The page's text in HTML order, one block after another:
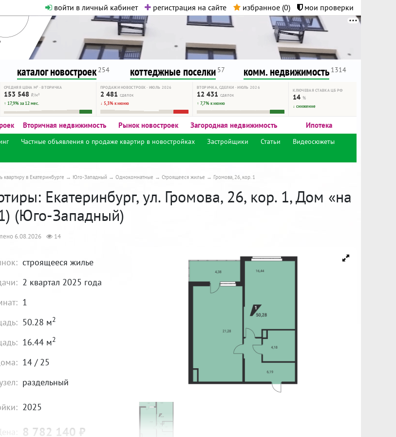
войти в личный кабинет регистрация на сайте избранное (0) мои проверки
Никакого шок-контента.
как он помогает вам. Удачи!
каталог новостроек 254 коттеджные поселки 57 комм. недвижимость 1314
СРЕДНЯЯ ЦЕНА М² · ВТОРИЧКА
153 548 ₽/м²
↑ 17,9% за 12 мес.
ПРОДАЖИ НОВОСТРОЕК · ИЮЛЬ 2026
2 481 сделок
↓ 5,3% к июню
ВТОРИЧКА, СДЕЛКИ · ИЮЛЬ 2026
12 431 сделок
↑ 7,7% к июню
КЛЮЧЕВАЯ СТАВКА ЦБ РФ
14%
↓ снижение
Вторичная недвижимость Рынок новостроек Загородная недвижимость Ипотека
Частные объявления о продаже квартир в новостройках Застройщики Статьи
Видеосюжеты
квартиру в Екатеринбурге Юго-Западный Однокомнатные Строящееся жилье Громова, 26, кор. 1
Екатеринбург, ул. Громова, 26, кор. 1, Дом «на
(Юго-Западный)
6.08.2026 14
строящееся жилье
2 квартал 2025 года
1
50.28 м2
16.44 м2
14 / 25
раздельный
2025
8 782 140 ₽